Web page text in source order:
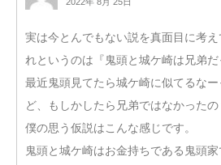
実は今とんでもない説を真面目に考
れというのは『鬼頭と城ケ崎は兄弟だ
最近鬼頭見てたら城ケ崎に似てるな
ど、もしかしたら兄弟ではなかったの
僕の思う仮説はこんな感じです。
鬼頭と城ケ崎はお金持ちである鬼頭家